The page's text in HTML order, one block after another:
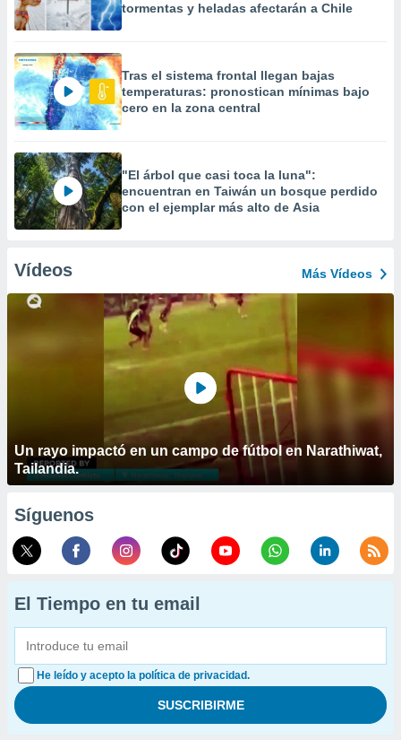
tormentas y heladas afectarán a Chile
Tras el sistema frontal llegan bajas
temperaturas: pronostican mínimas bajo
cero en la zona central
"El árbol que casi toca la luna":
encuentran en Taiwán un bosque perdido
con el ejemplar más alto de Asia
Vídeos Más Vídeos
Un rayo impactó en un campo de fútbol en Narathiwat,
Tailandia.
Síguenos
El Tiempo en tu email
He leído y acepto la política de privacidad.